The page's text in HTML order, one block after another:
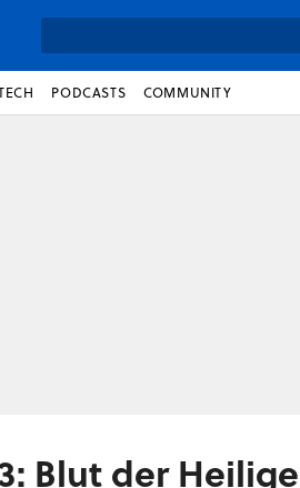
PODCASTS COMMUNITY
Blut der